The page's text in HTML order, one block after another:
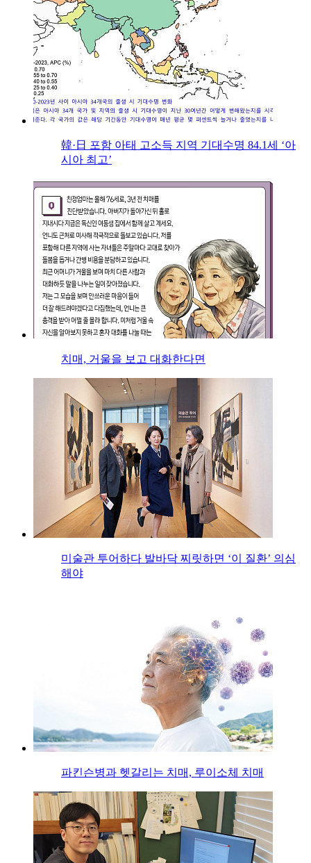
韓·日 포함 아태 고소득 지역 기대수명 84.1세 ‘아
시아 최고’
치매, 거울을 보고 대화한다면
미술관 투어하다 발바닥 찌릿하면 ‘이 질환’ 의심
해야
파킨슨병과 헷갈리는 치매, 루이소체 치매